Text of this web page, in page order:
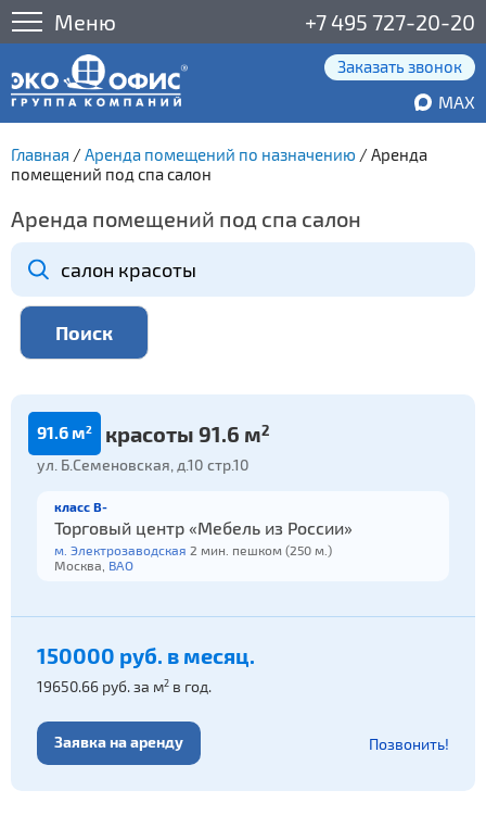
Меню +7 495 727-20-20
Заказать звонок
MAX
Главная /Аренда помещений по назначению /Аренда
помещений под спа салон
Аренда помещений под спа салон
91.6 м2
Салон красоты 91.6 м2
ул. Б.Семеновская, д.10 стр.10
класс B-
Торговый центр «Мебель из России»
м. Электрозаводская 2 мин. пешком (250 м.)
Москва, ВАО
150000 руб. в месяц.
19650.66 руб. за м2 в год.
Заявка на аренду Позвонить!